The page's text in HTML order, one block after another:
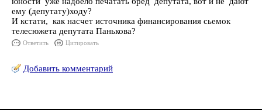
ему (депутату)ходу?
И кстати, как насчет источника финансирования сьемок
телесюжета депутата Панькова?
Ответить Цитировать
Добавить комментарий